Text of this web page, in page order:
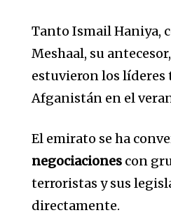
Tanto Ismail Haniya,
Meshaal, su
estuvieron los líderes
Afganistán en el
El emirato se ha
negociaciones con
terroristas y sus
directamente.